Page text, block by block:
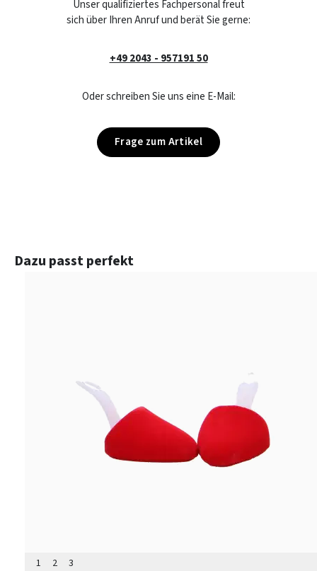
Unser qualifiziertes Fachpersonal freut
sich über Ihren Anruf und berät Sie gerne:
+49 2043 - 957191 50
Oder schreiben Sie uns eine E-Mail:
Frage zum Artikel
Produktgalerie überspringen
Dazu passt perfekt
1 2 3